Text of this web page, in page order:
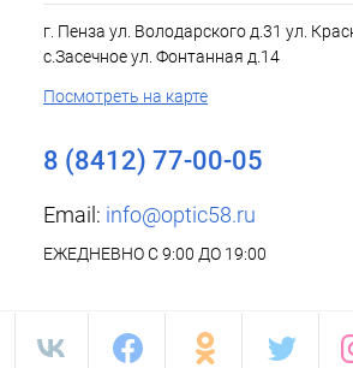
г. Пенза ул. Володарского д.31 ул.
с.Засечное ул. Фонтанная д.14
Посмотреть на карте
8 (8412) 77-00-05
Email: info@optic58.ru
ЕЖЕДНЕВНО С 9:00 ДО 19:00